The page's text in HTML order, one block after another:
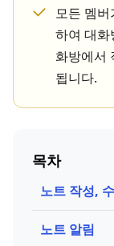
모든 멤
하여 대화
화방에서
됩니다.
목차
노트 작성,
노트 알림